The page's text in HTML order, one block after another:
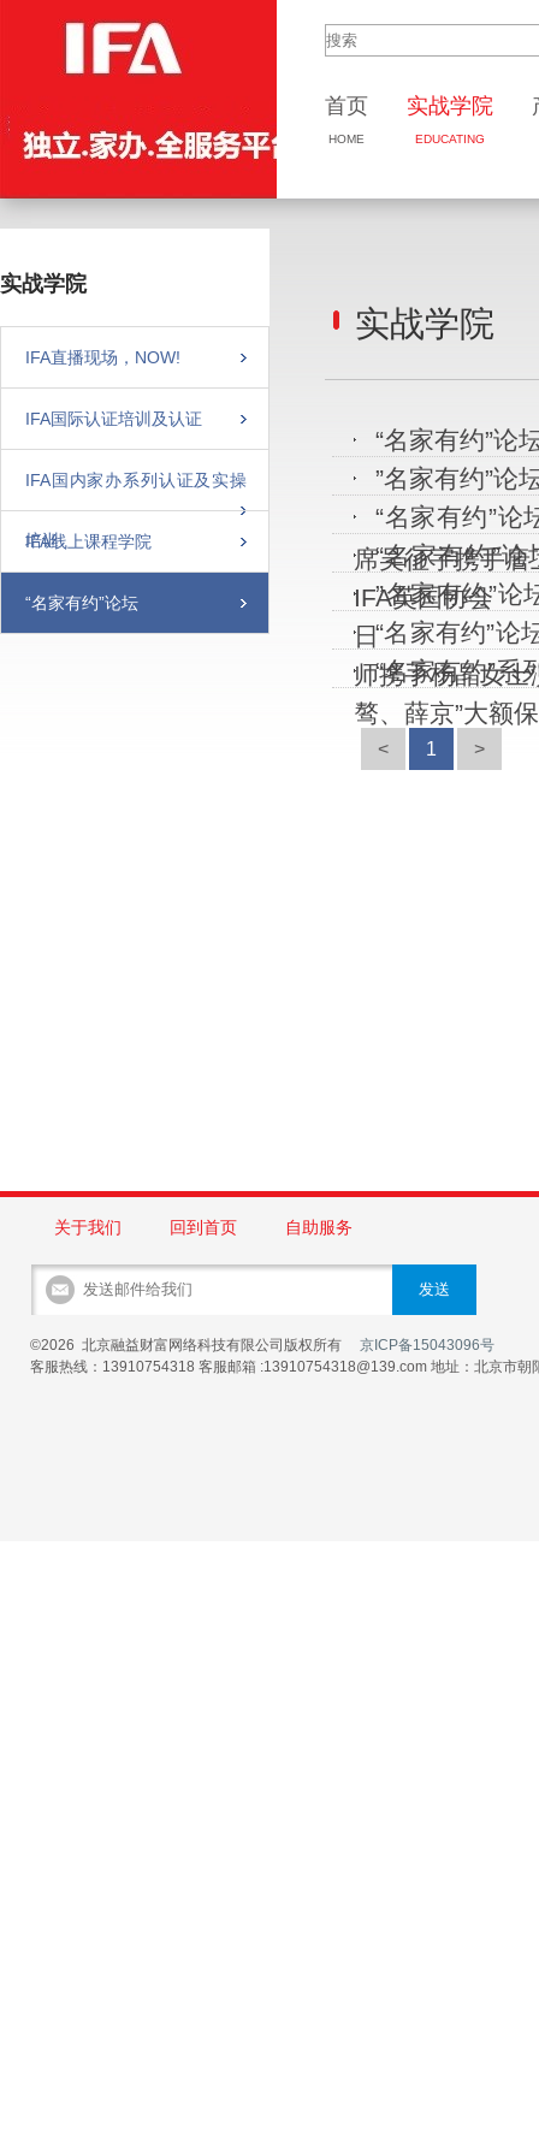
首页
HOME
实战学院
EDUCATING
实战学院
IFA直播现场，NOW!
IFA国际认证培训及认证
IFA国内家办系列认证及实操
培训
IFA线上课程学院
“名家有约”论坛
实战学院
“名家有约”论
”名家有约”论
“名家有约”
席吴征宇携手唐
“名家有约”
IFA英国协会
”名家有约”
日“名家有约”论
师携手杨晶女士
“名家有约”系
骜、薛京”大额
< 1 >
关于我们 回到首页 自助服务
©2026 北京融益财富网络科技有限公司版权所有 京ICP备15043096号
客服热线：13910754318 客服邮箱 :13910754318@139.com 地址：北京市